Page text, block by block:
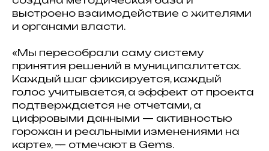
выстроено взаимодействие с жителями
и органами власти.
«Мы пересобрали саму систему
принятия решений в муниципалитетах.
Каждый шаг фиксируется, каждый
голос учитывается, а эффект от проекта
подтверждается не отчетами, а
цифровыми данными — активностью
горожан и реальными изменениями на
карте», — отмечают в Gems.